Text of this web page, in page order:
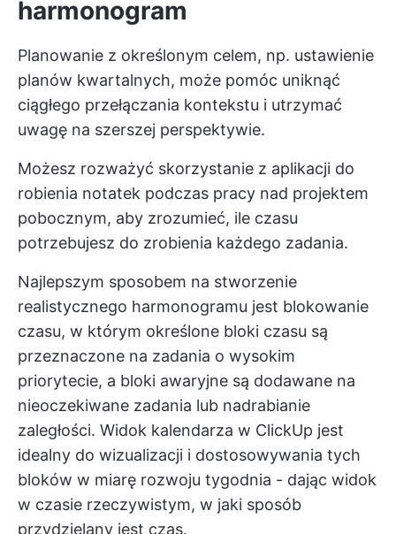
harmonogram
Planowanie z określonym celem, np. ustawienie
planów kwartalnych, może pomóc uniknąć
ciągłego przełączania kontekstu i utrzymać
uwagę na szerszej perspektywie.
Możesz rozważyć skorzystanie z aplikacji do
robienia notatek podczas pracy nad projektem
pobocznym, aby zrozumieć, ile czasu
potrzebujesz do zrobienia każdego zadania.
Najlepszym sposobem na stworzenie
realistycznego harmonogramu jest blokowanie
czasu, w którym określone bloki czasu są
przeznaczone na zadania o wysokim
priorytecie, a bloki awaryjne są dodawane na
nieoczekiwane zadania lub nadrabianie
zaległości. Widok kalendarza w ClickUp jest
idealny do wizualizacji i dostosowywania tych
bloków w miarę rozwoju tygodnia - dając widok
w czasie rzeczywistym, w jaki sposób
przydzielany jest czas.